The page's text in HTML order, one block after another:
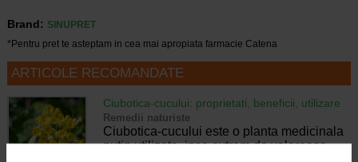
Brand: SINUPRET
*Pentru pret te asteptam in cea mai apropiata farmacie Catena
ARTICOLE RECOMANDATE
Ciubotica-cucului: proprietati, beneficii, utilizare
Remedii naturiste
Ciubotica-cucului este o planta medicinala
putin utilizata, insa extrem de valoroasa.